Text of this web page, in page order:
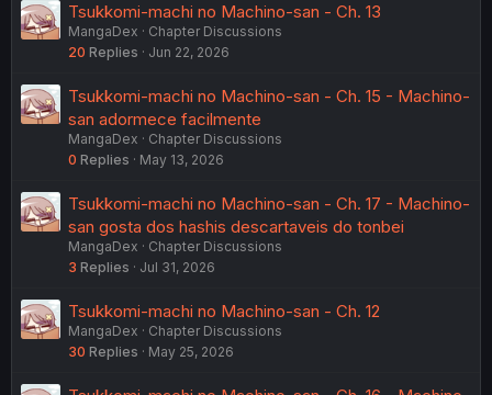
Tsukkomi-machi no Machino-san - Ch. 13
MangaDex
Chapter Discussions
20 Replies Jun 22, 2026
Tsukkomi-machi no Machino-san - Ch. 15 - Machino-
san adormece facilmente
MangaDex
Chapter Discussions
0 Replies May 13, 2026
Tsukkomi-machi no Machino-san - Ch. 17 - Machino-
san gosta dos hashis descartaveis do tonbei
MangaDex
Chapter Discussions
3 Replies Jul 31, 2026
Tsukkomi-machi no Machino-san - Ch. 12
MangaDex
Chapter Discussions
30 Replies May 25, 2026